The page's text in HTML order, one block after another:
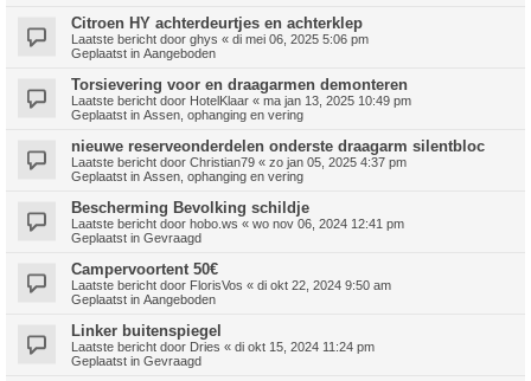
Citroen HY achterdeurtjes en achterklep
Laatste bericht door ghys « di mei 06, 2025 5:06 pm
Geplaatst in Aangeboden
Torsievering voor en draagarmen demonteren
Laatste bericht door HotelKlaar « ma jan 13, 2025 10:49 pm
Geplaatst in Assen, ophanging en vering
nieuwe reserveonderdelen onderste draagarm silentbloc
Laatste bericht door Christian79 « zo jan 05, 2025 4:37 pm
Geplaatst in Assen, ophanging en vering
Bescherming Bevolking schildje
Laatste bericht door hobo.ws « wo nov 06, 2024 12:41 pm
Geplaatst in Gevraagd
Campervoortent 50€
Laatste bericht door FlorisVos « di okt 22, 2024 9:50 am
Geplaatst in Aangeboden
Linker buitenspiegel
Laatste bericht door Dries « di okt 15, 2024 11:24 pm
Geplaatst in Gevraagd